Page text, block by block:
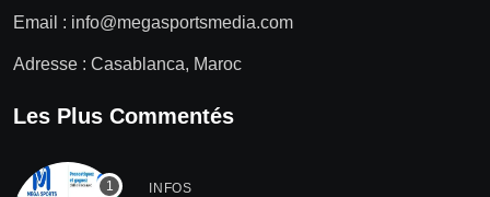
Email : info@megasportsmedia.com
Adresse : Casablanca, Maroc
Les Plus Commentés
INFOS